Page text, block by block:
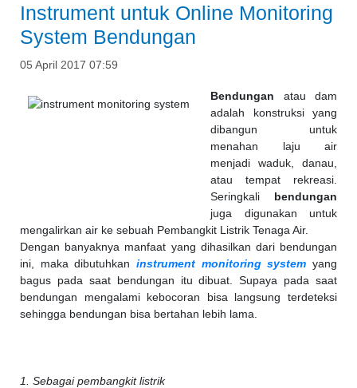
Instrument untuk Online Monitoring
System Bendungan
05 April 2017 07:59
Bendungan atau dam
adalah konstruksi yang
dibangun untuk
menahan laju air
menjadi waduk, danau,
atau tempat rekreasi.
Seringkali bendungan
juga digunakan untuk
mengalirkan air ke sebuah Pembangkit Listrik Tenaga Air.
Dengan banyaknya manfaat yang dihasilkan dari bendungan
ini, maka dibutuhkan instrument monitoring system yang
bagus pada saat bendungan itu dibuat. Supaya pada saat
bendungan mengalami kebocoran bisa langsung terdeteksi
sehingga bendungan bisa bertahan lebih lama.
1. Sebagai pembangkit listrik